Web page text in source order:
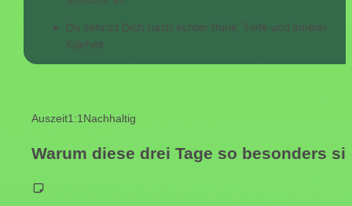
Du sehnst Dich nach echter Ruhe, Tiefe und innerer
Klarheit
Auszeit1:1 Nachhaltig
Warum diese drei Tage so besonders